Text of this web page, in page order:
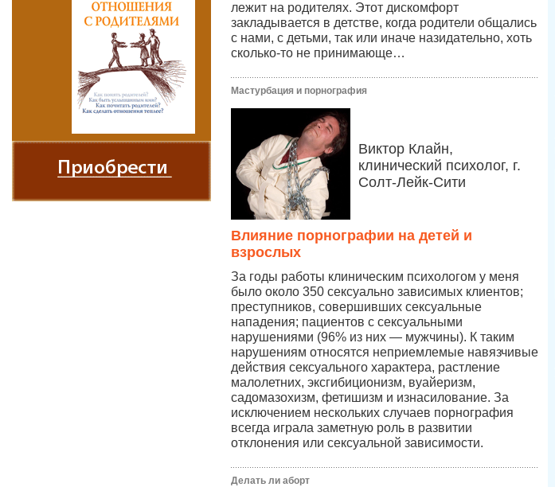
лежит на родителях. Этот дискомфорт
закладывается в детстве, когда родители общались
с нами, с детьми, так или иначе назидательно, хоть
сколько-то не принимающе…
Мастурбация и порнография
Виктор Клайн,
клинический психолог, г.
Солт-Лейк-Сити
Влияние порнографии на детей и
взрослых
За годы работы клиническим психологом у меня
было около 350 сексуально зависимых клиентов;
преступников, совершивших сексуальные
нападения; пациентов с сексуальными
нарушениями (96% из них — мужчины). К таким
нарушениям относятся неприемлемые навязчивые
действия сексуального характера, растление
малолетних, эксгибиционизм, вуайеризм,
садомазохизм, фетишизм и изнасилование. За
исключением нескольких случаев порнография
всегда играла заметную роль в развитии
отклонения или сексуальной зависимости.
Делать ли аборт